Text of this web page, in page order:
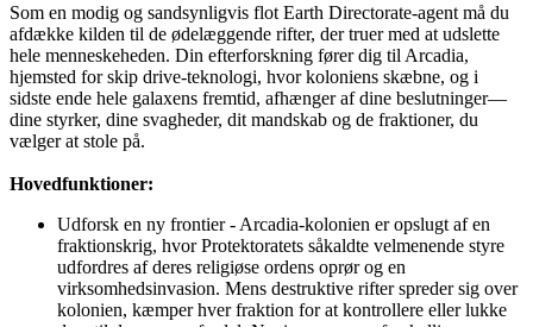
Som en modig og sandsynligvis flot Earth Directorate-agent må du
afdække kilden til de ødelæggende rifter, der truer med at udslette
hele menneskeheden. Din efterforskning fører dig til Arcadia,
hjemsted for skip drive-teknologi, hvor koloniens skæbne, og i
sidste ende hele galaxens fremtid, afhænger af dine beslutninger—
dine styrker, dine svagheder, dit mandskab og de fraktioner, du
vælger at stole på.
Hovedfunktioner:
Udforsk en ny frontier - Arcadia-kolonien er opslugt af en
fraktionskrig, hvor Protektoratets såkaldte velmenende styre
udfordres af deres religiøse ordens oprør og en
virksomhedsinvasion. Mens destruktive rifter spreder sig over
kolonien, kæmper hver fraktion for at kontrollere eller lukke